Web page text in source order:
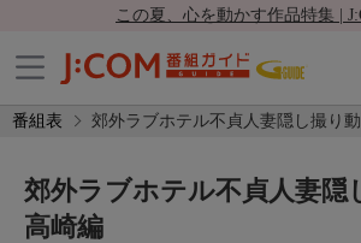
この夏、心を動かす作品特集 |
番組表 郊外ラブホテル不貞人妻隠し撮り
郊外ラブホテル不貞人妻隠
高崎編